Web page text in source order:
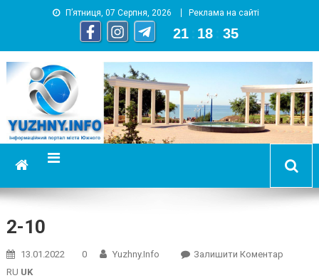
П’ятниця, 07 Серпня, 2026 Реклама на сайті
21 18 35
YUZHNY.INFO
информационный портал города Южный
2-10
13.01.2022 0 Yuzhny.info Залишити КоментарOn
RU UK